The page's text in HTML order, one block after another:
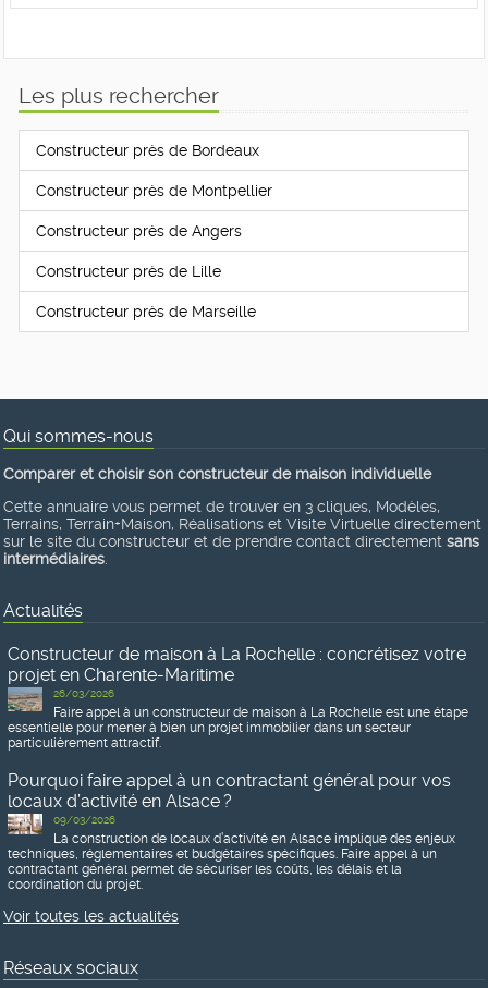
Les plus rechercher
Constructeur près de Bordeaux
Constructeur près de Montpellier
Constructeur près de Angers
Constructeur près de Lille
Constructeur près de Marseille
Qui sommes-nous
Comparer et choisir son constructeur de maison individuelle
Cette annuaire vous permet de trouver en 3 cliques, Modèles,
Terrains, Terrain+Maison, Réalisations et Visite Virtuelle directement
sur le site du constructeur et de prendre contact directement sans
intermédiaires
Actualités
Constructeur de maison à La Rochelle : concrétisez votre
projet en Charente-Maritime
26/03/2026
Faire appel à un constructeur de maison à La Rochelle est une étape
essentielle pour mener à bien un projet immobilier dans un secteur
particulièrement attractif.
Pourquoi faire appel à un contractant général pour vos
locaux d’activité en Alsace ?
09/03/2026
La construction de locaux d’activité en Alsace implique des enjeux
techniques, réglementaires et budgétaires spécifiques. Faire appel à un
contractant général permet de sécuriser les coûts, les délais et la
coordination du projet.
Voir toutes les actualités
Réseaux sociaux